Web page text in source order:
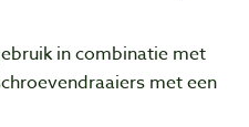
in combinatie met
met een